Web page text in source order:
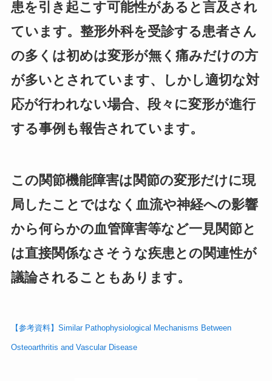
患を引き起こす可能性があると言及され
ています。整形外科を受診する患者さん
の多くは初めは変形が無く痛みだけの方
が多いとされています、しかし適切な対
応が行われない場合、段々に変形が進行
する事例も報告されています。
この関節機能障害は関節の変形だけに現
局したことではなく血流や神経への影響
から何らかの血管障害等など一見関節と
は直接関係なさそうな疾患との関連性が
議論されることもあります。
【参考資料】Similar Pathophysiological Mechanisms Between
Osteoarthritis and Vascular Disease